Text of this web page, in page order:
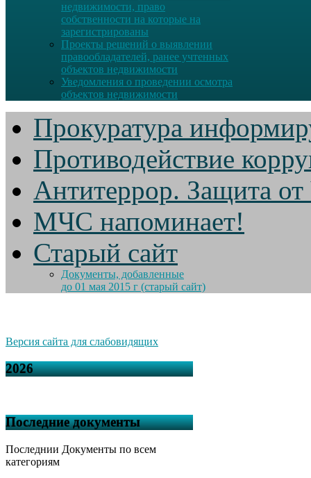
недвижимости, право
собственности на которые на
зарегистрированы
Проекты решений о выявлении
правообладателей, ранее учтенных
объектов недвижимости
Уведомления о проведении осмотра
объектов недвижимости
Прокуратура
Противодействие
Антитеррор. Защита
МЧС напоминает!
Старый сайт
Документы, добавленные
до 01 мая 2015 г (старый сайт)
Версия сайта для слабовидящих
2026
Последние документы
Последнии Документы по всем
категориям